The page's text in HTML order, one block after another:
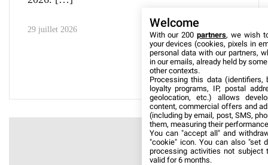
29 juillet 2026
Welcome
With our 200partners, we wish
your devices (cookies, pixels in
personal data with our partners,
in our emails, already held by
other contexts.
Processing this data (identifiers,
loyalty programs, IP, postal
geolocation, etc.) allows
content, commercial offers and
(including by email, post, SMS,
them, measuring their
You can "accept all" and
"cookie" icon. You can also "set
processing activities not subject
valid for 6 months.